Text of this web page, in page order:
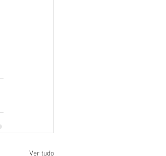
Ver tudo